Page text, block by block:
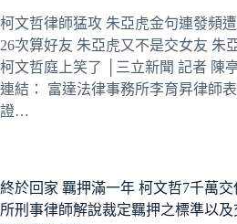
柯文哲律師猛攻 朱亞虎金句連發頻
26次算好友 朱亞虎又不是交女友 朱
柯文哲庭上笑了 │三立新聞 記者 陳
連結： 富達法律事務所李育昇律師
證…
終於回家 羈押滿一年 柯文哲7千萬
所刑事律師解說裁定羈押之標準以